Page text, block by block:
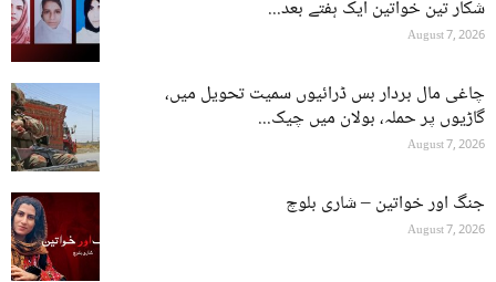
شکار تین خواتین ایک ہفتے بعد...
August 7, 2026
چاغی مال بردار بس ڈرائیوں سمیت تحویل میں،
گاڑیوں پر حملہ، بولان میں چیک...
August 7, 2026
جنگ اور خواتین – شاری بلوچ
August 7, 2026